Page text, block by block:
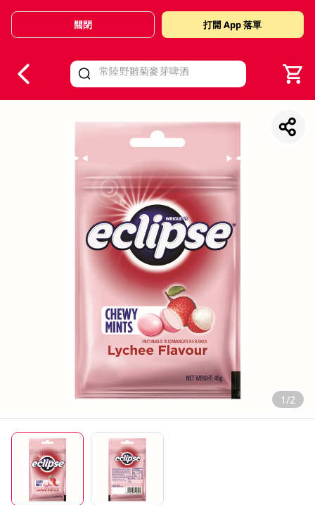
Valid Until 30 June 2026
關閉 打開 App 落單
1/2